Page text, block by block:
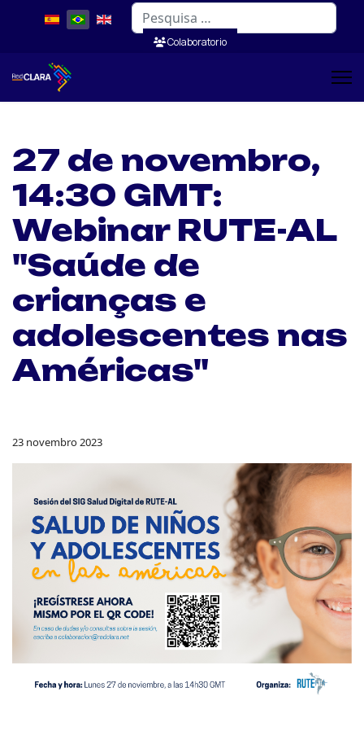
Pesquisar
Colaboratorio
27 de novembro,
14:30 GMT:
Webinar RUTE-AL
"Saúde de
crianças e
adolescentes nas
Américas"
23 novembro 2023